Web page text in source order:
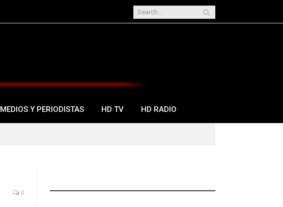
MEDIOS Y PERIODISTAS HD TV HD RADIO
0